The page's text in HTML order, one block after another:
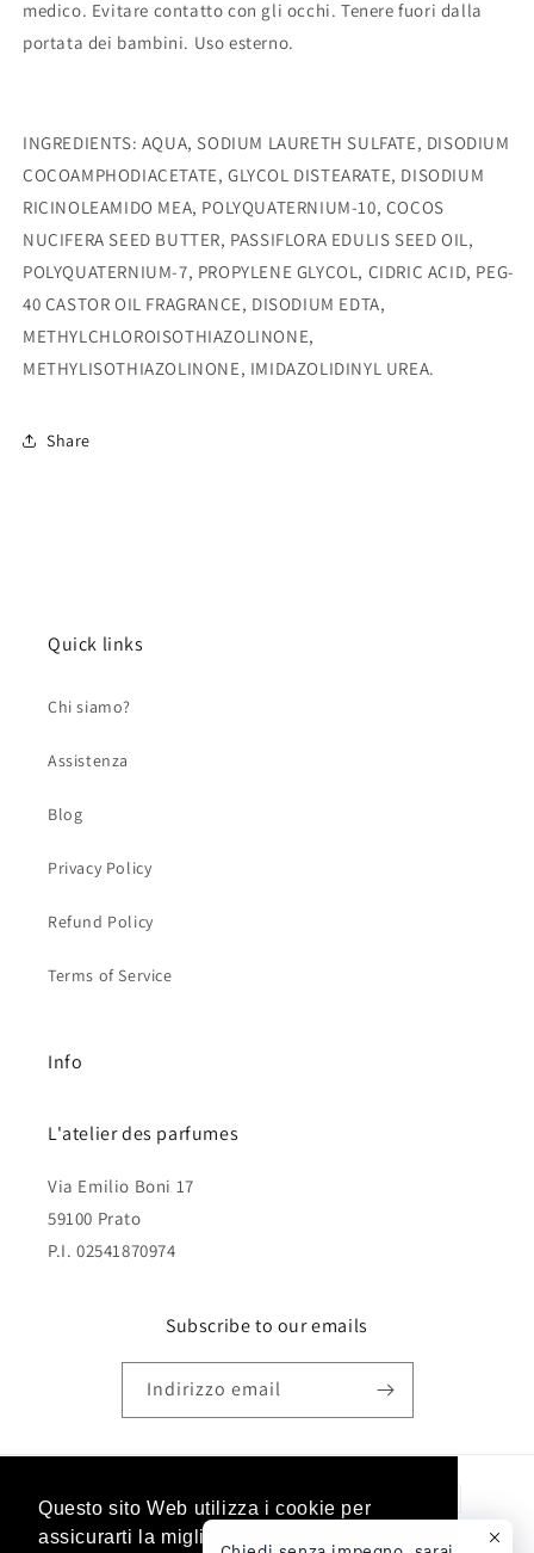
Questo sito Web utilizza i cookie per
assicurarti la migliore esperienza sul
Questo sito Web utilizza i cookie per
assicurarti la migliore esperienza sul
medico. Evitare contatto con gli occhi. Tenerefuori dalla
portata dei bambini. Uso esterno.
INGREDIENTS: AQUA, SODIUM LAURETH SULFATE, DISODIUM
COCOAMPHODIACETATE, GLYCOL DISTEARATE, DISODIUM
RICINOLEAMIDO MEA, POLYQUATERNIUM-10, COCOS
NUCIFERA SEED BUTTER, PASSIFLORA EDULIS SEED OIL,
POLYQUATERNIUM-7, PROPYLENE GLYCOL, CIDRIC ACID, PEG-
40 CASTOR OIL FRAGRANCE, DISODIUM EDTA,
METHYLCHLOROISOTHIAZOLINONE,
METHYLISOTHIAZOLINONE, IMIDAZOLIDINYL UREA.
Share
Quick links
Chi siamo?
Assistenza
Blog
Privacy Policy
Refund Policy
Terms of Service
Info
L'atelier des parfumes
Via Emilio Boni 17
59100 Prato
P.I. 02541870974
Subscribe to our emails
Indirizzo email
di